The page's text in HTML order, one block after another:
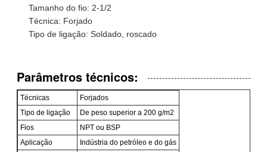
Tamanho do fio: 2-1/2
Técnica: Forjado
Tipo de ligação: Soldado, roscado
Parâmetros técnicos:
Técnicas
Forjados
Tipo de ligação
De peso superior a 200 g/m2
Fios
NPT ou BSP
Aplicação
Indústria do petróleo e do gás